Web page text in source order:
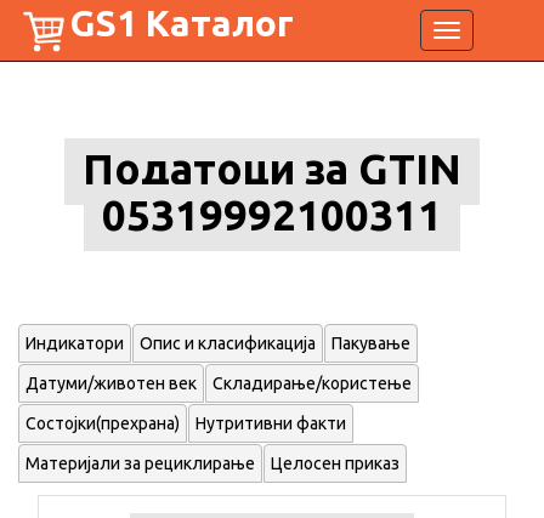
Toggle
navigation
GS1 Каталог
Податоци за GTIN
05319992100311
Индикатори Опис и класификација Пакување
Датуми/животен век Складирање/користење
Состојки(прехрана) Нутритивни факти
Материјали за рециклирање Целосен приказ